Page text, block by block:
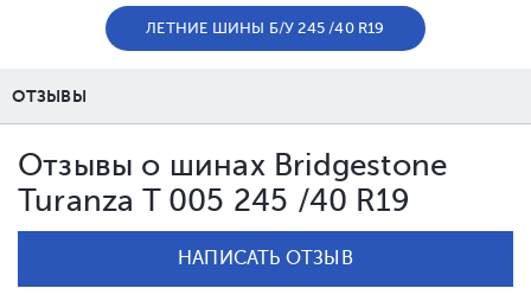
ЛЕТНИЕ ШИНЫ Б/У 245 /40 R19
ОТЗЫВЫ
Отзывы о шинах Bridgestone
Turanza T 005 245 /40 R19
НАПИСАТЬ ОТЗЫВ